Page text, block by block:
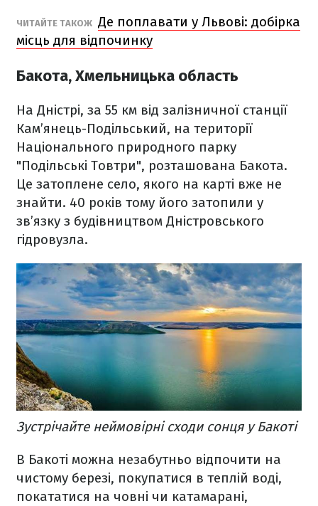
ЧИТАЙТЕ ТАКОЖ Де поплавати у Львові: добірка
місць для відпочинку
Бакота, Хмельницька область
На Дністрі, за 55 км від залізничної станції
Кам’янець-Подільський, на території
Національного природного парку
"Подільські Товтри", розташована Бакота.
Це затоплене село, якого на карті вже не
знайти. 40 років тому його затопили у
зв’язку з будівництвом Дністровського
гідровузла.
Зустрічайте неймовірні сходи сонця у Бакоті
В Бакоті можна незабутньо відпочити на
чистому березі, покупатися в теплій воді,
покататися на човні чи катамарані,